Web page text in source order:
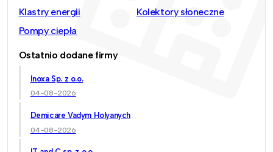
Klastry energii
Kolektory słoneczne
Pompy ciepła
Ostatnio dodane firmy
Inoxa Sp. z o.o.
04-08-2026
Demicare Vadym Holyanych
04-08-2026